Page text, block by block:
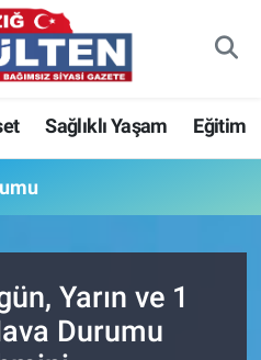
Sağlıklı Yaşam Eğitim
Yarın ve 1
Durumu
ve Fikstür